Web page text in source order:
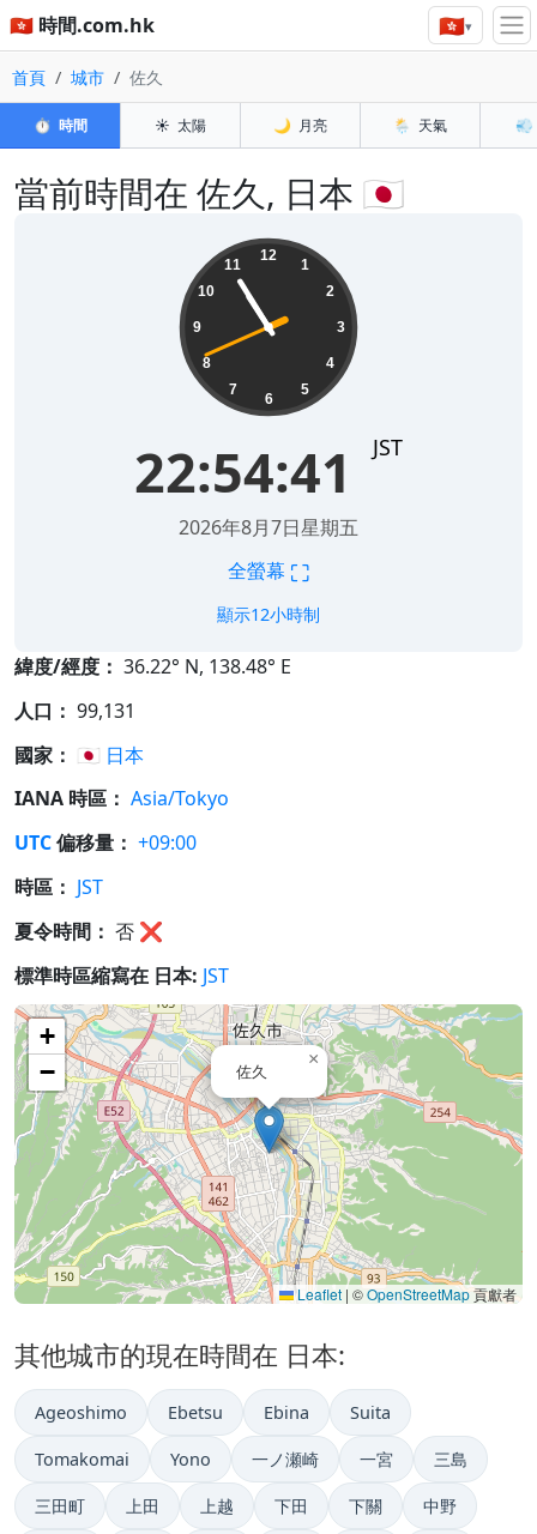
🇭🇰 時間.com.hk 🇭🇰▾
首頁 城市 佐久
⏱️ 時間 ☀️ 太陽 🌙 月亮 🌦️ 天氣 💨
當前時間在 佐久, 日本 🇯🇵
12
1
2
3
4
5
6
7
8
9
10
11
22:54:41 JST
2026年8月7日星期五
全螢幕 ⛶
顯示12小時制
緯度/經度： 36.22° N, 138.48° E
人口： 99,131
國家： 🇯🇵 日本
IANA 時區： Asia/Tokyo
UTC偏移量： +09:00
時區： JST
夏令時間： 否 ❌
標準時區縮寫在 日本: JST
佐久
×
+
−
Leaflet | ©OpenStreetMap貢獻者
其他城市的現在時間在 日本:
Ageoshimo Ebetsu Ebina Suita
Tomakomai Yono 一ノ瀬崎 一宮 三島
三田町 上田 上越 下田 下關 中野